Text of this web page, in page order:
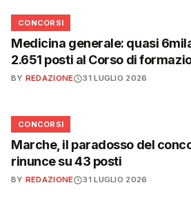
📋
CONCORSI
Medicina generale: quasi
2.651 posti al Corso di
BY REDAZIONE 31 LUGLIO 2026
📋
CONCORSI
Marche, il paradosso del
rinunce su 43 posti
BY REDAZIONE 31 LUGLIO 2026